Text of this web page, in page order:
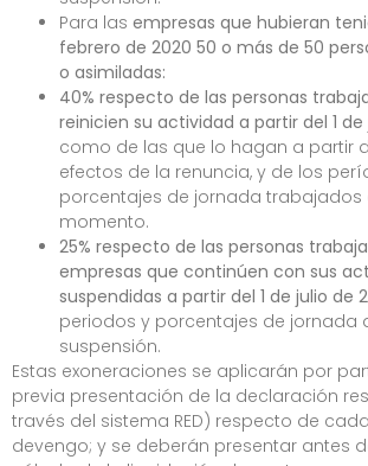
Para las empresas que hubieran
febrero de 2020 50 o más de 50
o asimiladas:
40% respecto de las personas
reinicien su actividad a partir del 1 de
como de las que lo hagan a partir
efectos de la renuncia, y de los
porcentajes de jornada trabajados
momento.
25% respecto de las personas
empresas que continúen con sus
suspendidas a partir del 1 de julio de
periodos y porcentajes de jornada
suspensión.
Estas exoneraciones se aplicarán por
previa presentación de la declaración
través del sistema RED) respecto de
devengo; y se deberán presentar antes